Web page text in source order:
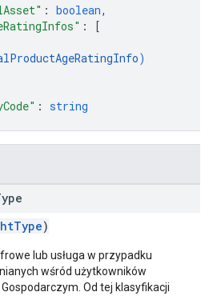
: boolean,
:
[
)
: string
)
lub usługa w przypadku
wśród użytkowników
Od tej klasyfikacji